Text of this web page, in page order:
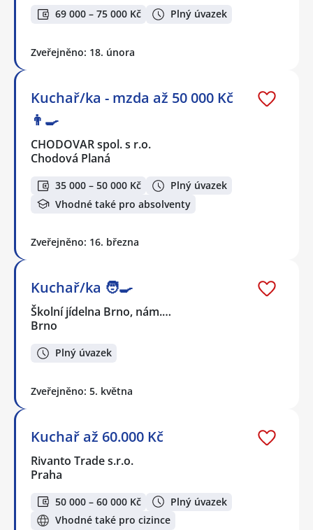
69 000 – 75 000 Kč Plný úvazek
Zveřejněno: 18. února
Kuchař/ka - mzda až 50 000 Kč
👨‍🍳
CHODOVAR spol. s r.o.
Chodová Planá
35 000 – 50 000 Kč
Plný úvazek
Vhodné také pro absolventy
Zveřejněno: 16. března
Kuchař/ka 🧑‍🍳
Školní jídelna Brno, nám.…
Brno
Plný úvazek
Zveřejněno: 5. května
Kuchař až 60.000 Kč
Rivanto Trade s.r.o.
Praha
50 000 – 60 000 Kč
Plný úvazek
Vhodné také pro cizince